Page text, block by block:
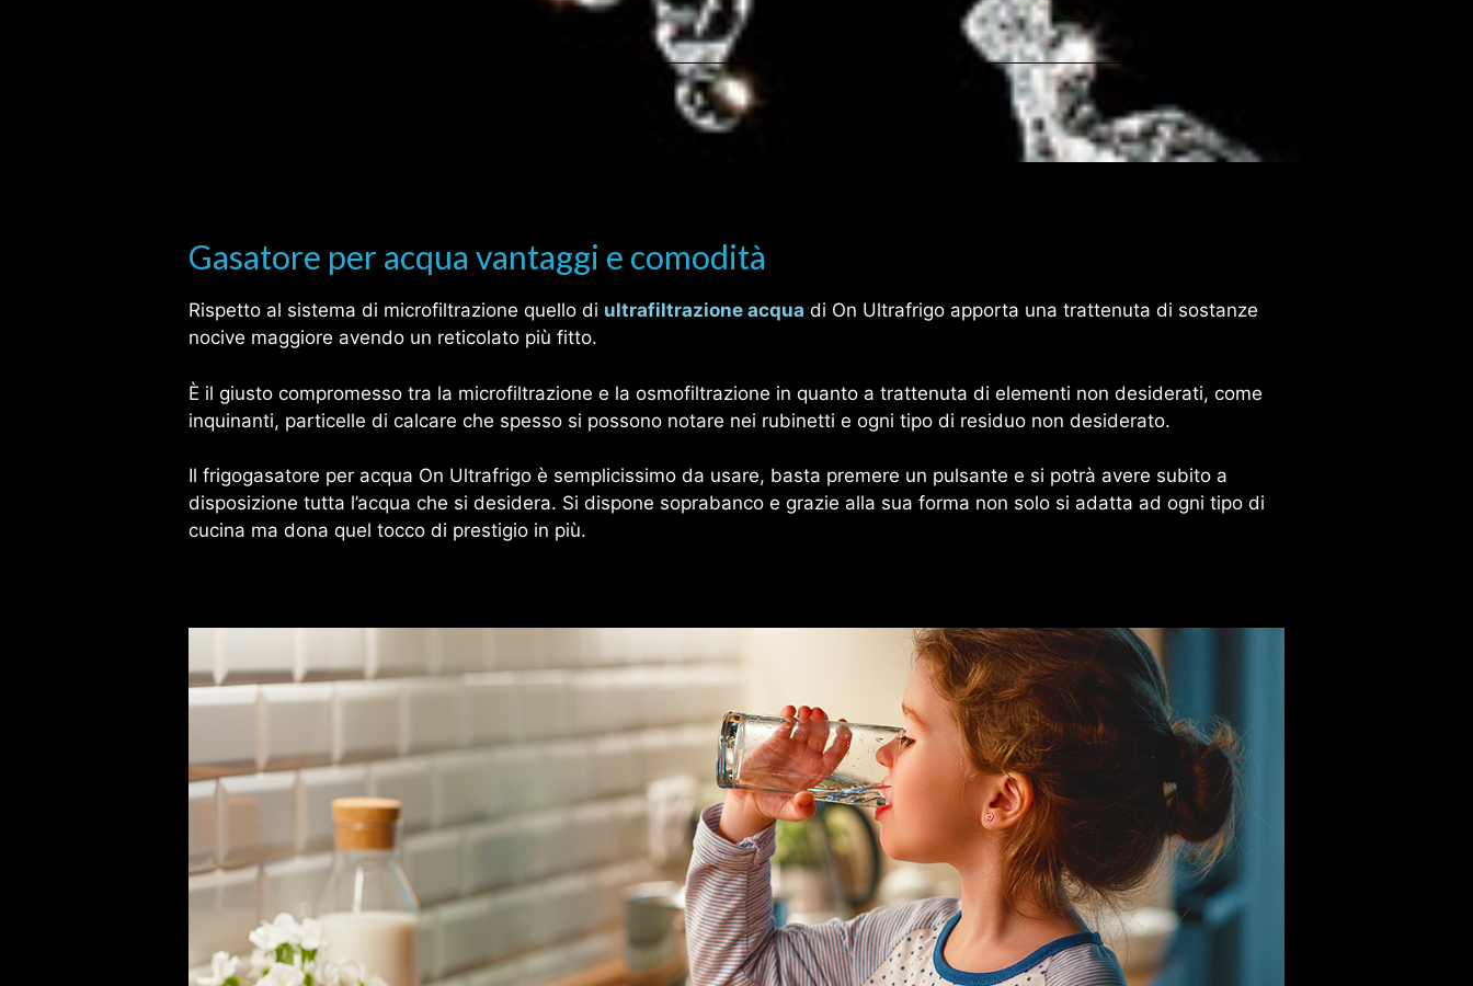
Gasatore per acqua vantaggi e comodità
Rispetto al sistema di microfiltrazione quello di ultrafiltrazione acqua di On Ultrafrigo apporta una trattenuta di sostanze
nocive maggiore avendo un reticolato più fitto.
È il giusto compromesso tra la microfiltrazione e la osmofiltrazione in quanto a trattenuta di elementi non desiderati, come
inquinanti, particelle di calcare che spesso si possono notare nei rubinetti e ogni tipo di residuo non desiderato.
Il frigogasatore per acqua On Ultrafrigo è semplicissimo da usare, basta premere un pulsante e si potrà avere subito a
disposizione tutta l’acqua che si desidera. Si dispone soprabanco e grazie alla sua forma non solo si adatta ad ogni tipo di
cucina ma dona quel tocco di prestigio in più.